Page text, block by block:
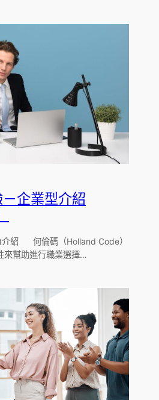
企業型介紹
介紹 何倫碼（Holland Code）
來幫助進行職業選擇…